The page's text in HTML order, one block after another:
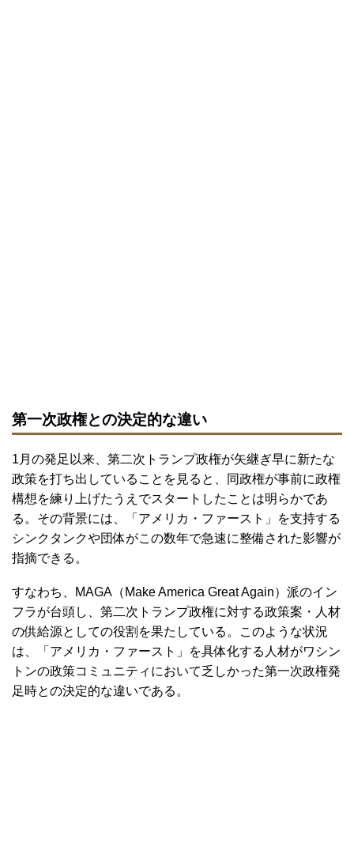
第一次政権との決定的な違い
1月の発足以来、第二次トランプ政権が矢継ぎ早に新たな
政策を打ち出していることを見ると、同政権が事前に政権
構想を練り上げたうえでスタートしたことは明らかであ
る。その背景には、「アメリカ・ファースト」を支持する
シンクタンクや団体がこの数年で急速に整備された影響が
指摘できる。
すなわち、MAGA（Make America Great Again）派のイン
フラが台頭し、第二次トランプ政権に対する政策案・人材
の供給源としての役割を果たしている。このような状況
は、「アメリカ・ファースト」を具体化する人材がワシン
トンの政策コミュニティにおいて乏しかった第一次政権発
足時との決定的な違いである。